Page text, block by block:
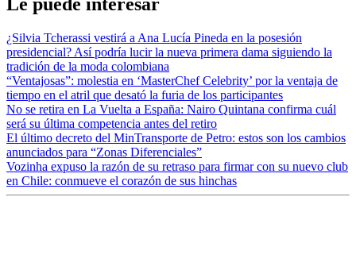
¿Silvia Tcherassi vestirá a Ana Lucía Pineda en la posesión
presidencial? Así podría lucir la nueva primera dama siguiendo la
tradición de la moda colombiana
“Ventajosas”: molestia en ‘MasterChef Celebrity’ por la ventaja de
tiempo en el atril que desató la furia de los participantes
No se retira en La Vuelta a España: Nairo Quintana confirma cuál
será su última competencia antes del retiro
El último decreto del MinTransporte de Petro: estos son los cambios
anunciados para “Zonas Diferenciales”
Vozinha expuso la razón de su retraso para firmar con su nuevo club
en Chile: conmueve el corazón de sus hinchas